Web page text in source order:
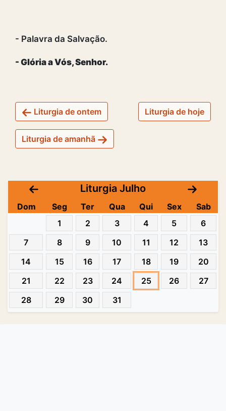
- Palavra da Salvação.
- Glória a Vós, Senhor.
Liturgia de ontem Liturgia de hoje
Liturgia de amanhã
Liturgia Julho
Dom Seg Ter Qua Qui Sex
Sab
1
2 3 4 5
6
7
8 9 10 11 12
13
14
15 16 17 18 19
20
21
22 23 24 25 26
27
28
29 30 31